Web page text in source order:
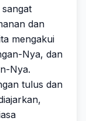
dan
mengakui
Nya, dan
Nya.
tulus dan